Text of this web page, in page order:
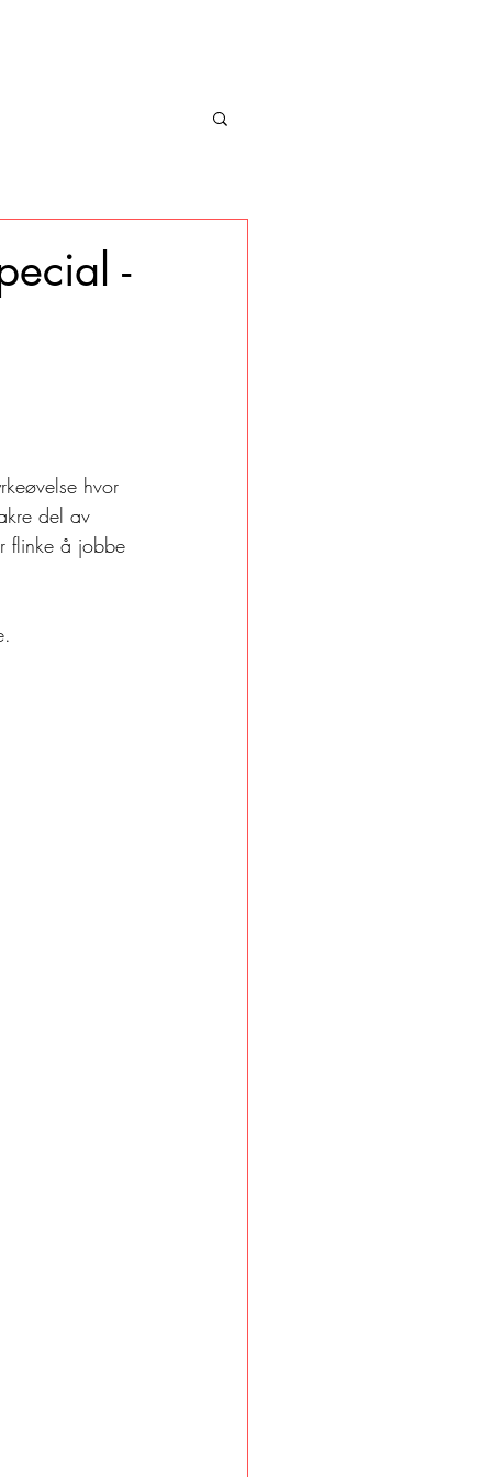
-
hvor
del av
flinke å jobbe